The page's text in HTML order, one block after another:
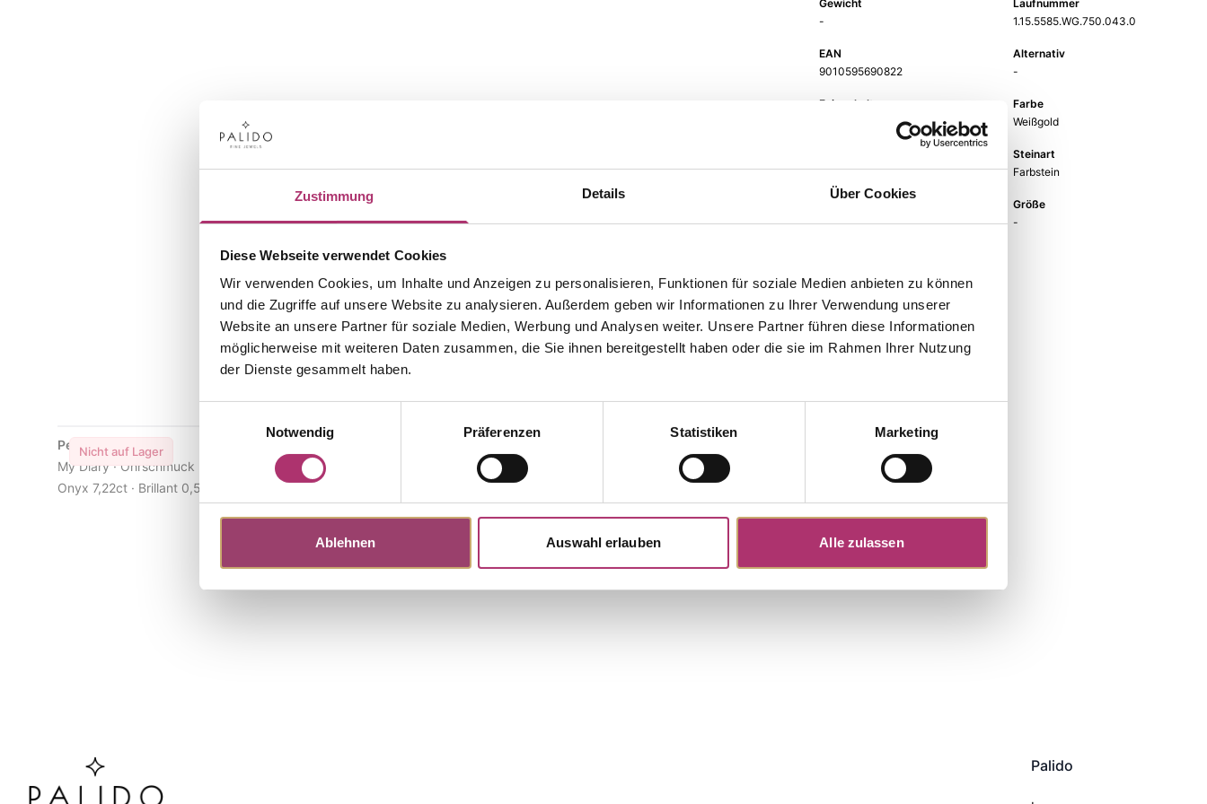
Zustimmung Details Über Cookies
Diese Webseite verwendet Cookies
Wir verwenden Cookies, um Inhalte und Anzeigen zu personalisieren, Funktionen für soziale Medien anbieten zu können
und die Zugriffe auf unsere Website zu analysieren. Außerdem geben wir Informationen zu Ihrer Verwendung unserer
Website an unsere Partner für soziale Medien, Werbung und Analysen weiter. Unsere Partner führen diese Informationen
möglicherweise mit weiteren Daten zusammen, die Sie ihnen bereitgestellt haben oder die sie im Rahmen Ihrer Nutzung
der Dienste gesammelt haben.
Notwendig
Präferenzen Statistiken Marketing
Ablehnen Auswahl erlauben Alle zulassen
Gewicht
-
Laufnummer
1.15.5585.WG.750.043.0
EAN
9010595690822
Alternativ
-
Feingehalt
Farbe
Weißgold
schwarz/grau
Steinart
Farbstein
Onyx
Größe
-
Die passenden Stücke aus der
Kollektion.
Nicht auf Lager
Pendel · S5173W
My Diary · Ohrschmuck · Weißgold 750 ·
Onyx 7,22ct · Brillant 0,58ct F/VS
Weitere Stücke entdecken.
Palido